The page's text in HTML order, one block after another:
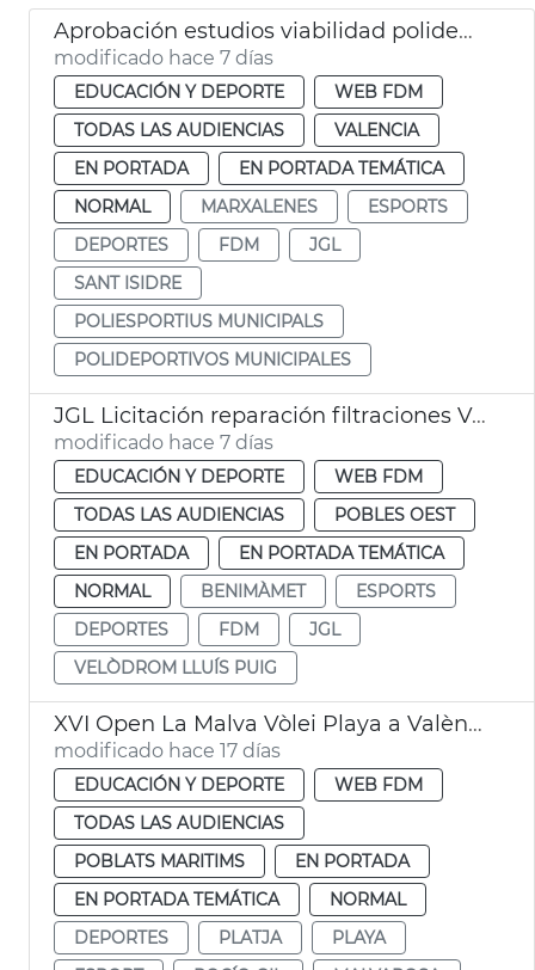
Aprobación estudios viabilidad polideportivos San Isidro Marxalenes
modificado hace 7 días
EDUCACIÓN Y DEPORTE
WEB FDM
TODAS LAS AUDIENCIAS
VALENCIA
EN PORTADA
EN PORTADA TEMÁTICA
NORMAL
MARXALENES
ESPORTS
DEPORTES
FDM
JGL
SANT ISIDRE
POLIESPORTIUS MUNICIPALS
POLIDEPORTIVOS MUNICIPALES
JGL Licitación reparación filtraciones Velódromo València
modificado hace 7 días
EDUCACIÓN Y DEPORTE
WEB FDM
TODAS LAS AUDIENCIAS
POBLES OEST
EN PORTADA
EN PORTADA TEMÁTICA
NORMAL
BENIMÀMET
ESPORTS
DEPORTES
FDM
JGL
VELÒDROM LLUÍS PUIG
XVI Open La Malva Vòlei Playa a València
modificado hace 17 días
EDUCACIÓN Y DEPORTE
WEB FDM
TODAS LAS AUDIENCIAS
POBLATS MARITIMS
EN PORTADA
EN PORTADA TEMÁTICA
NORMAL
DEPORTES
PLATJA
PLAYA